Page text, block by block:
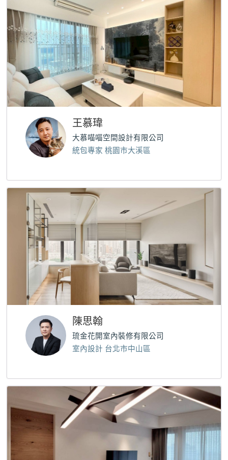
王慕瑋
大慕喵喵空間設計有限公司
統包專家 桃園市大溪區
陳思翰
琉金花開室內裝修有限公司
室內設計 台北市中山區